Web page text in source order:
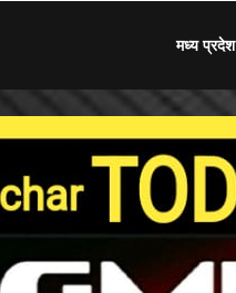
मध्य प्रदेश